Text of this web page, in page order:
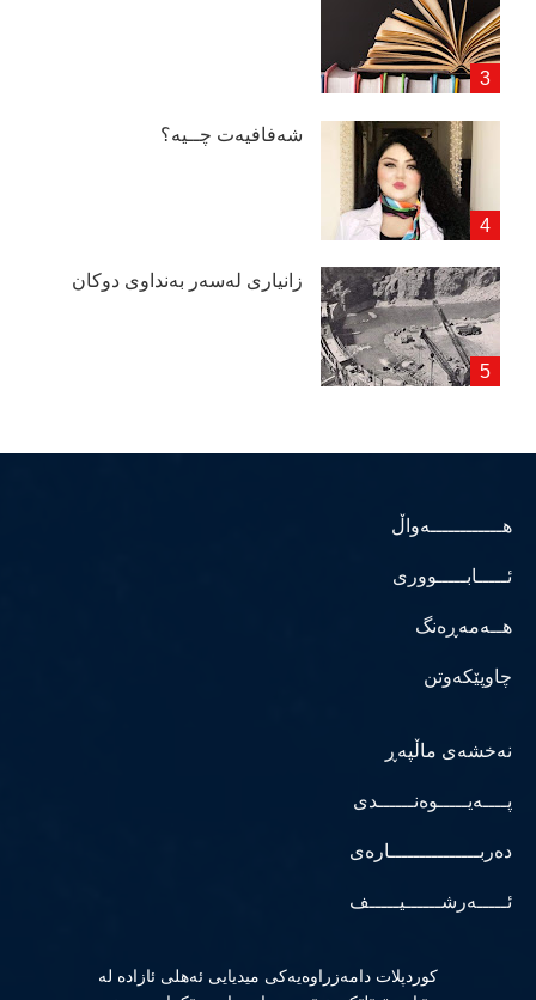
شەفافیەت چــیە؟
زانیاری لەسەر بەنداوی دوكان
هــــــــــــەواڵ
ئـــــابـــــووری
هــەمەڕەنگ
چاوپێکەوتن
نەخشەی ماڵپەڕ
پــــەیـــــوەنــــــدی
دەربـــــــــــــــارەی
ئـــــەرشــــــیـــــف
كوردپلات دامەزراوەیەكی میدیایی ئەهلی ئازادە لە